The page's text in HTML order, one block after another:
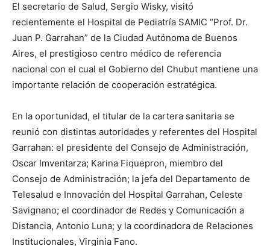
El secretario de Salud, Sergio Wisky, visitó
recientemente el Hospital de Pediatría SAMIC “Prof. Dr.
Juan P. Garrahan” de la Ciudad Autónoma de Buenos
Aires, el prestigioso centro médico de referencia
nacional con el cual el Gobierno del Chubut mantiene una
importante relación de cooperación estratégica.
En la oportunidad, el titular de la cartera sanitaria se
reunió con distintas autoridades y referentes del Hospital
Garrahan: el presidente del Consejo de Administración,
Oscar Imventarza; Karina Fiquepron, miembro del
Consejo de Administración; la jefa del Departamento de
Telesalud e Innovación del Hospital Garrahan, Celeste
Savignano; el coordinador de Redes y Comunicación a
Distancia, Antonio Luna; y la coordinadora de Relaciones
Institucionales, Virginia Fano.